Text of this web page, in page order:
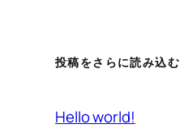
投稿をさらに読み込む
Hello world!